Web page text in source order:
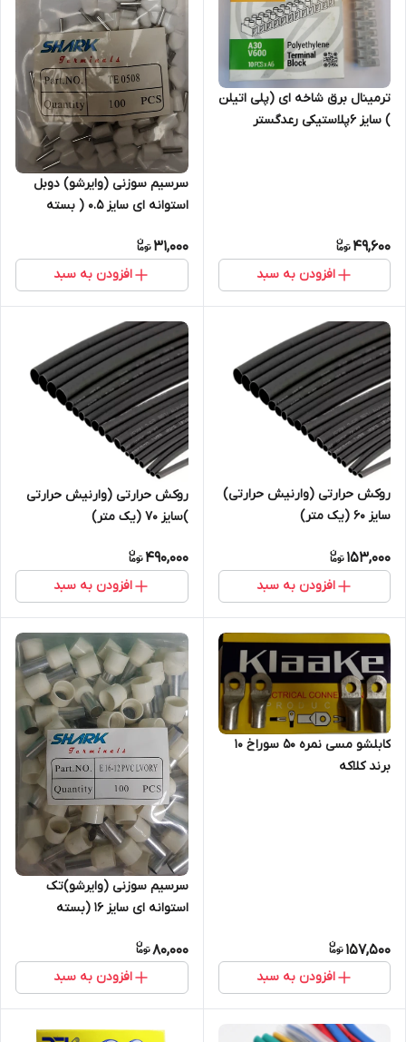
ترمینال برق شاخه ای (پلی اتیلن
) سایز 6پلاستیکی رعدگستر
49,600
افزودن به سبد
سرسیم سوزنی (وایرشو) دوبل
استوانه ای سایز 0.5 ( بسته
31,000
افزودن به سبد
روکش حرارتی (وارنیش حرارتی)
سایز ۶۰ (یک متر)
153,000
افزودن به سبد
روکش حرارتی (وارنیش حرارتی
)سایز ۷۰ (یک متر)
490,000
افزودن به سبد
کابلشو مسی نمره ۵۰ سوراخ 10
برند کلاکه
157,500
افزودن به سبد
سرسیم سوزنی (وایرشو)تک
استوانه ای سایز 16 (بسته
80,000
افزودن به سبد